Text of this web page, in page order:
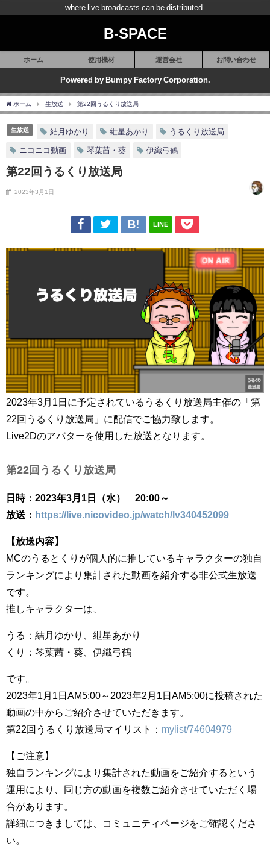
where live broadcasts can be distributed.
B-SPACE
ホーム 使用機材 運営会社 お問い合わせ
Powered by Bumpy Factory Corporation.
ホーム 生放送 第22回うるくり放送局
生放送 結月ゆかり 紲星あかり うるくり放送局
ニコニコ動画 琴葉茜・葵 伊織弓鶴
第22回うるくり放送局
2023年3月1日
LINE
2023年3月1日に予定されているうるくり放送局主催の「第
22回うるくり放送局」に配信でご協力致します。
Live2Dのアバターを使用した放送となります。
第22回うるくり放送局
日時：2023年3月1日（水） 20:00～
放送： https://live.nicovideo.jp/watch/lv340452099
【放送内容】
MCのうるとくりが個人的に推しているキャラクターの独自
ランキングにより集計された動画を紹介する非公式生放送
です。
推しキャラクターは、
うる：結月ゆかり、紲星あかり
くり：琴葉茜・葵、伊織弓鶴
です。
2023年1月1日AM5:00～2023年2月1日AM5:00に投稿された
動画の中からご紹介させていただきます。
第22回うるくり放送局マイリスト： mylist/74604979
【ご注意】
独自ランキングにより集計された動画をご紹介するという
運用により、同じ方の動画を複数ご紹介させていただく場
合があります。
詳細につきましては、コミュニティページをご確認くださ
い。